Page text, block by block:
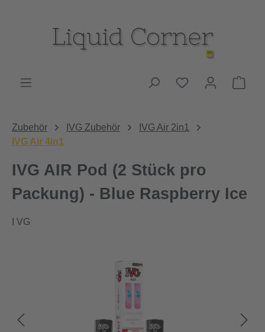
Du hast 0
Zubehör IVG Zubehör
IVG Air 2in1
IVG Air 4in1
IVG AIR Pod (2 Stück pro
Packung) - Blue Raspberry Ice
I VG
Bildergalerie überspringen